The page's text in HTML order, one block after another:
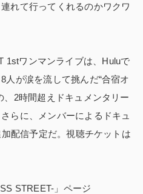
れて行ってくれるのかワクワ
1stワンマンライブは、Huluで
人が涙を流して挑んだ“合宿オ
、2時間超えドキュメンタリー
らに、メンバーによるドキュ
加配信予定だ。視聴チケットは
STREET-」ページ